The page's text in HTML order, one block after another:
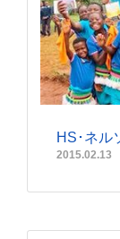
HS･ネル
2015.02.13